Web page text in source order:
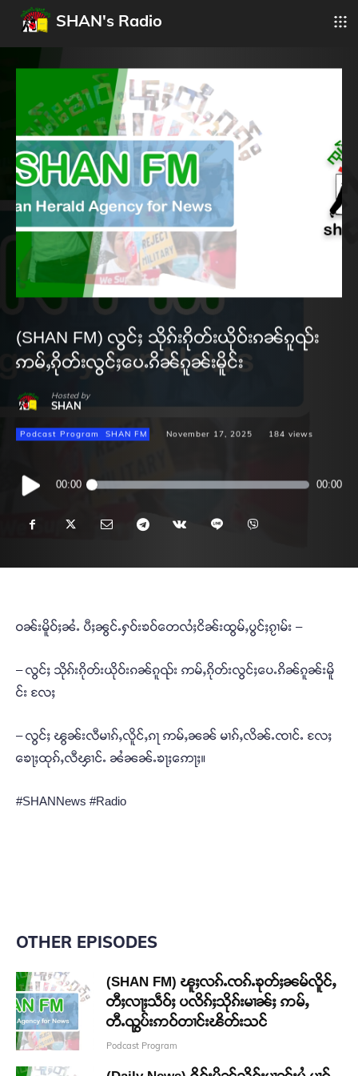
SHAN's Radio
(SHAN FM) လွင်ႈ သိုၵ်းၵိုတ်းယိုဝ်းၵၼ်ၵူၺ်း
ဢမ်ႇၵိုတ်းလွင်ႈပေႉၵိၼ်ၵူၼ်းမိူင်း
Hosted by
SHAN
Podcast Program SHAN FM November 17, 2025 184 views
Audio
Player
00:00 00:00
ဝၼ်းမိူဝ်ႈၼႆႉ ပီႈၼွင်ႉႁဝ်းၶဝ်တေလႆႈငိၼ်းထွမ်ႇပွင်ႈၵႂၢမ်း –
– လွင်ႈ သိုၵ်းၵိုတ်းယိုဝ်းၵၼ်ၵူၺ်း ဢမ်ႇၵိုတ်းလွင်ႈပေႉၵိၼ်ၵူၼ်းမိူ
င်း လႄႈ
– လွင်ႈ ၽွၼ်းလီမၢၵ်ႇလိူင်ႇၵႃ ဢမ်ႇၼၼ် မၢၵ်ႇလိၼ်ႉၸၢင်ႉ လႄႈ
ၶေႃႈထုၵ်ႇလီၾၢင်ႉ ၼႆၼၼ်ႉၶႃႈဢေႃႈ။
#SHANNews #Radio
OTHER EPISODES
(SHAN FM) ၽူႈလၵ်ႉၸၵ်ႉၶုတ်ႈၼမ်လိူင်ႇ
တီႈလႃႈသဵဝ်ႈ ပလိၵ်ႈသိုၵ်းမၢၼ်ႈ ဢမ်ႇ
တီႉၺွပ်းဢဝ်တၢင်းၽိတ်းသင်
Podcast Program